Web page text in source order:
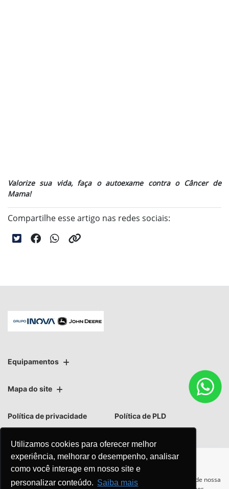
Utilizamos cookies para oferecer melhor
experiência, melhorar o desempenho, analisar
como você interage em nosso site e
personalizar conteúdo. Saiba mais
Valorize sua vida, faça o autoexame contra o Câncer de
Mama!
Compartilhe esse artigo nas redes sociais:
Equipamentos
Mapa do site
Política de privacidade Política de PLD
No trânsito, enxergar o outro
Para otimizar sua experiência durante a navegação, fazemos uso de nossa